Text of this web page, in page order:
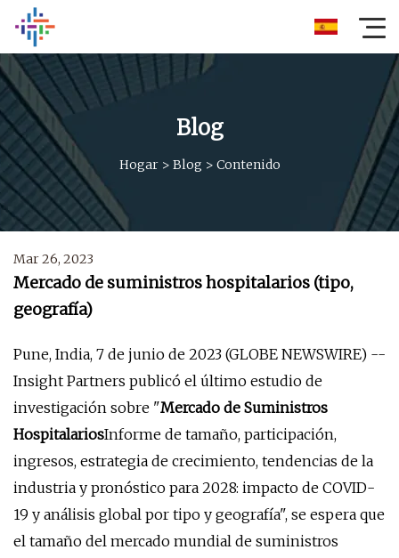
Blog
Hogar> Blog > Contenido
Mar 26, 2023
Mercado de suministros hospitalarios (tipo,
geografía)
Pune, India, 7 de junio de 2023 (GLOBE NEWSWIRE) --
Insight Partners publicó el último estudio de
investigación sobre "Mercado de Suministros
HospitalariosInforme de tamaño, participación,
ingresos, estrategia de crecimiento, tendencias de la
industria y pronóstico para 2028: impacto de COVID-
19 y análisis global por tipo y geografía", se espera que
el tamaño del mercado mundial de suministros